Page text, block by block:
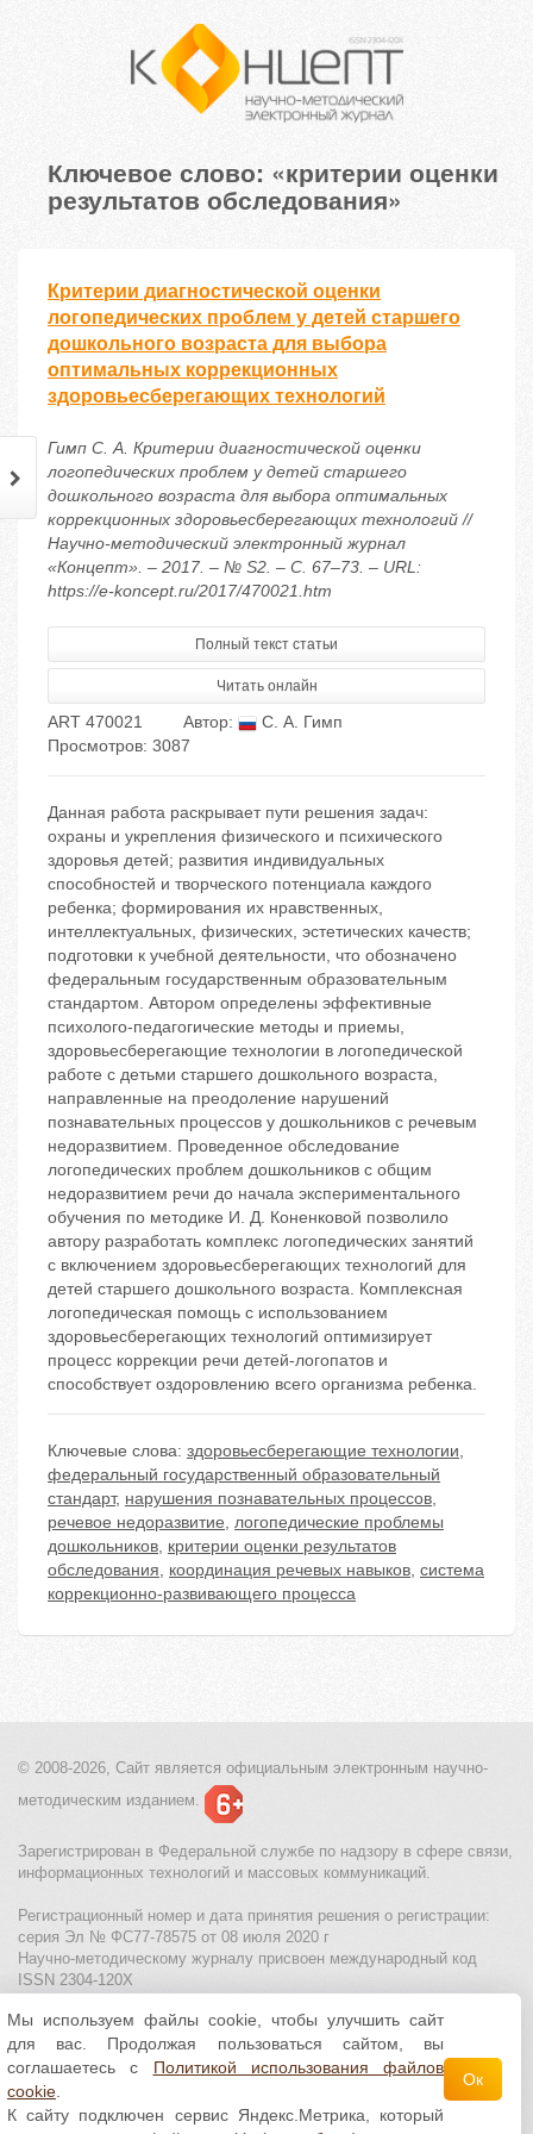
Ключевое слово: «критерии оценки
результатов обследования»
Критерии диагностической оценки
логопедических проблем у детей старшего
дошкольного возраста для выбора
оптимальных коррекционных
здоровьесберегающих технологий
Гимп С. А. Критерии диагностической оценки
логопедических проблем у детей старшего
дошкольного возраста для выбора оптимальных
коррекционных здоровьесберегающих технологий //
Научно-методический электронный журнал
«Концепт». – 2017. – № S2. – С. 67–73. – URL:
https://e-koncept.ru/2017/470021.htm
Полный текст статьи
Читать онлайн
ART 470021 Автор:
С. А. Гимп
Просмотров: 3087
Данная работа раскрывает пути решения задач:
охраны и укрепления физического и психического
здоровья детей; развития индивидуальных
способностей и творческого потенциала каждого
ребенка; формирования их нравственных,
интеллектуальных, физических, эстетических качеств;
подготовки к учебной деятельности, что обозначено
федеральным государственным образовательным
стандартом. Автором определены эффективные
психолого-педагогические методы и приемы,
здоровьесберегающие технологии в логопедической
работе с детьми старшего дошкольного возраста,
направленные на преодоление нарушений
познавательных процессов у дошкольников с речевым
недоразвитием. Проведенное обследование
логопедических проблем дошкольников с общим
недоразвитием речи до начала экспериментального
обучения по методике И. Д. Коненковой позволило
автору разработать комплекс логопедических занятий
с включением здоровьесберегающих технологий для
детей старшего дошкольного возраста. Комплексная
логопедическая помощь с использованием
здоровьесберегающих технологий оптимизирует
процесс коррекции речи детей-логопатов и
способствует оздоровлению всего организма ребенка.
Ключевые слова: здоровьесберегающие технологии,
федеральный государственный образовательный
стандарт, нарушения познавательных процессов,
речевое недоразвитие, логопедические проблемы
дошкольников, критерии оценки результатов
обследования, координация речевых навыков, система
коррекционно-развивающего процесса
© 2008-2026, Сайт является официальным электронным научно-
методическим изданием.
Зарегистрирован в Федеральной службе по надзору в сфере связи,
информационных технологий и массовых коммуникаций.
Регистрационный номер и дата принятия решения о регистрации:
серия Эл № ФС77-78575 от 08 июля 2020 г
Научно-методическому журналу присвоен международный код
ISSN 2304-120X
МЦИТО|Школьные олимпиады и онлайн конкурсы для детей
Политика использования файлов cookie| Политика обработки и
защиты персональных данных
Все материалы доступны полицензии Creative
Commons С указанием авторства 4.0 Всемирная
Мы используем файлы cookie, чтобы улучшить сайт
для вас. Продолжая пользоваться сайтом, вы
соглашаетесь с Политикой использования файлов
cookie
К сайту подключен сервис Яндекс.Метрика, который
Ок